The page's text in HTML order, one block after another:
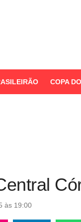
COPA
às 19:00